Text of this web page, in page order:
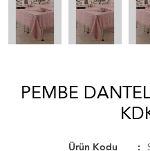
PEMBE
Ürün Kodu